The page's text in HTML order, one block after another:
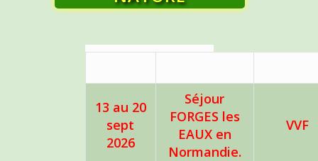
13 au 20
sept
2026
Séjour
FORGES les
EAUX en
Normandie.
VVF